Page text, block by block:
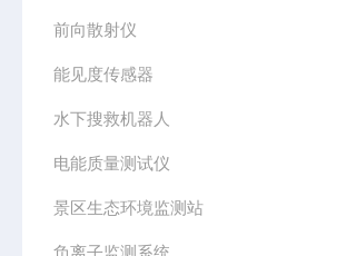
前向散射仪
能见度传感器
水下搜救机器人
电能质量测试仪
景区生态环境监测站
负离子监测系统